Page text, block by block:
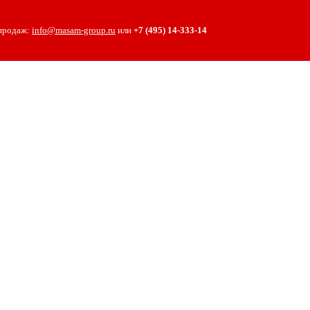
info@masam-group.ru или +7 (495) 14‑333‑14